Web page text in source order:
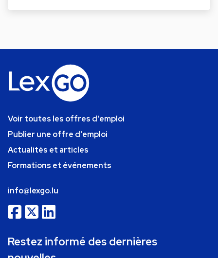
Voir toutes les offres d'emploi
Publier une offre d'emploi
Actualités et articles
Formations et événements
info@lexgo.lu
Restez informé des dernières